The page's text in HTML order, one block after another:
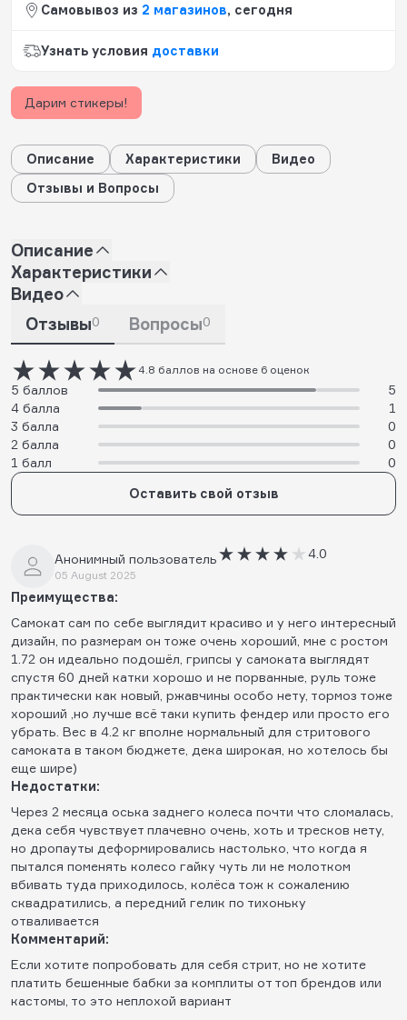
Самовывоз из 2 магазинов, сегодня
Узнать условия доставки
Дарим стикеры!
Описание Характеристики
Видео
Отзывы и Вопросы
Описание
Характеристики
Видео
Отзывы0 Вопросы0
4.8 баллов на основе 6 оценок
5 баллов
5
4 балла
1
3 балла
0
2 балла
0
1 балл
0
Оставить свой отзыв
Анонимный пользователь
05 August 2025
4.0
Преимущества:
Самокат сам по себе выглядит красиво и у него интересный
дизайн, по размерам он тоже очень хороший, мне с ростом
1.72 он идеально подошёл, грипсы у самоката выглядят
спустя 60 дней катки хорошо и не порванные, руль тоже
практически как новый, ржавчины особо нету, тормоз тоже
хороший ,но лучше всё таки купить фендер или просто его
убрать. Вес в 4.2 кг вполне нормальный для стритового
самоката в таком бюджете, дека широкая, но хотелось бы
еще шире)
Недостатки:
Через 2 месяца оська заднего колеса почти что сломалась,
дека себя чувствует плачевно очень, хоть и тресков нету,
но дропауты деформировались настолько, что когда я
пытался поменять колесо гайку чуть ли не молотком
вбивать туда приходилось, колёса тож к сожалению
сквадратились, а передний гелик по тихоньку
отваливается
Комментарий:
Если хотите попробовать для себя стрит, но не хотите
платить бешенные бабки за комплиты от топ брендов или
кастомы, то это неплохой вариант